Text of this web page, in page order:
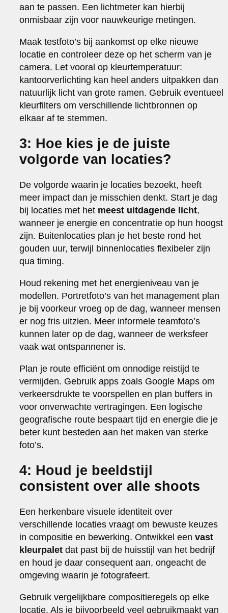
aan te passen. Een lichtmeter kan hierbij
onmisbaar zijn voor nauwkeurige metingen.
Maak testfoto’s bij aankomst op elke nieuwe
locatie en controleer deze op het scherm van je
camera. Let vooral op kleurtemperatuur:
kantoorverlichting kan heel anders uitpakken dan
natuurlijk licht van grote ramen. Gebruik eventueel
kleurfilters om verschillende lichtbronnen op
elkaar af te stemmen.
3: Hoe kies je de juiste
volgorde van locaties?
De volgorde waarin je locaties bezoekt, heeft
meer impact dan je misschien denkt. Start je dag
bij locaties met het meest uitdagende licht,
wanneer je energie en concentratie op hun hoogst
zijn. Buitenlocaties plan je het beste rond het
gouden uur, terwijl binnenlocaties flexibeler zijn
qua timing.
Houd rekening met het energieniveau van je
modellen. Portretfoto’s van het management plan
je bij voorkeur vroeg op de dag, wanneer mensen
er nog fris uitzien. Meer informele teamfoto’s
kunnen later op de dag, wanneer de werksfeer
vaak wat ontspannener is.
Plan je route efficiënt om onnodige reistijd te
vermijden. Gebruik apps zoals Google Maps om
verkeersdrukte te voorspellen en plan buffers in
voor onverwachte vertragingen. Een logische
geografische route bespaart tijd en energie die je
beter kunt besteden aan het maken van sterke
foto’s.
4: Houd je beeldstijl
consistent over alle shoots
Een herkenbare visuele identiteit over
verschillende locaties vraagt om bewuste keuzes
in compositie en bewerking. Ontwikkel eenvast
kleurpalet dat past bij de huisstijl van het bedrijf
en houd je daar consequent aan, ongeacht de
omgeving waarin je fotografeert.
Gebruik vergelijkbare compositieregels op elke
locatie. Als je bijvoorbeeld veel gebruikmaakt van